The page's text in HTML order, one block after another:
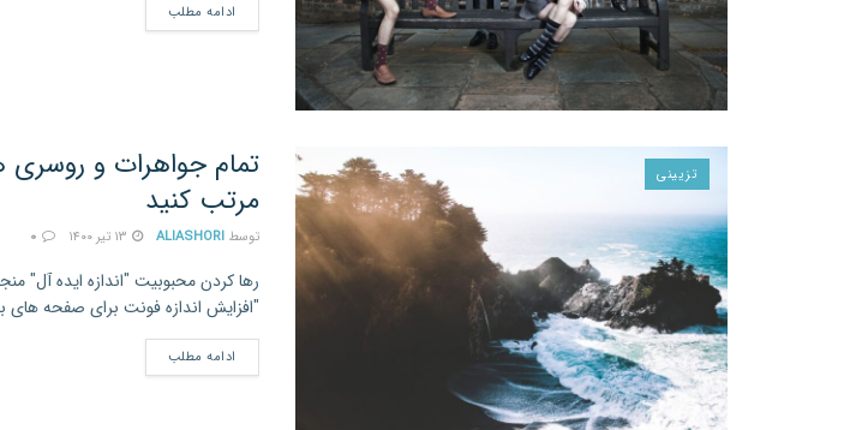
ادامه مطلب
تزیینی
تمام جواهرات و روسری
مرتب کنید
توسط ALIASHORI
رها کردن محبوبیت "اندازه ایده آل"
"افزایش اندازه فونت برای صفحه
ادامه مطلب